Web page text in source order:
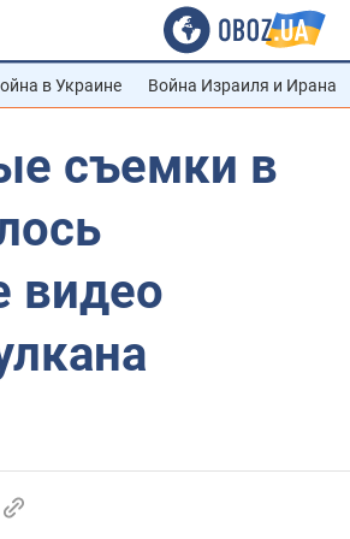
в Украине Война Израиля и Ирана
съемки в
видео